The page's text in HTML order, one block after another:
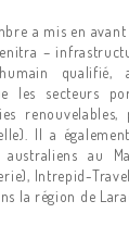
a mis en
–
les secteurs
renouvelables,
Il a
australiens au
Intrepid-
la région de